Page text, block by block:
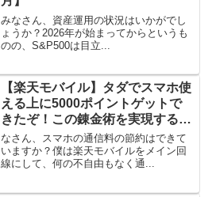
みなさん、資産運用の状況はいかがでし
ょうか？2026年が始まってからというも
のの、S&P500は目立...
【楽天モバイル】タダでスマホ使
える上に5000ポイントゲットで
きたぞ！この錬金術を実現する方
法
なさん、スマホの通信料の節約はできて
いますか？僕は楽天モバイルをメイン回
線にして、何の不自由もなく通...